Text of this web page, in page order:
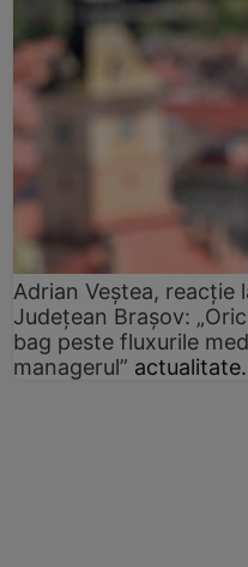
Adrian Veștea, reacție
Județean Brașov:
bag peste fluxurile
managerul”